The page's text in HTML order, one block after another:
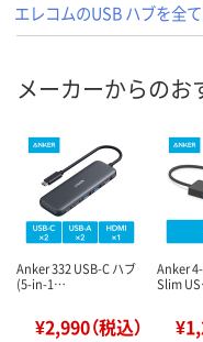
エレコムのUSB ハブを全
メーカーからのお
Anker 332 USB-C ハブ
(5-in-1…
¥2,990（税込）
Anker
Slim